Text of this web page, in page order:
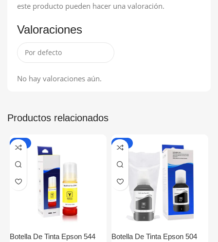
Valoraciones
No hay valoraciones aún.
este producto pueden hacer una valoración.
Productos relacionados
-16%
Botella De Tinta Epson 544
-20%
Botella De Tinta Epson 504